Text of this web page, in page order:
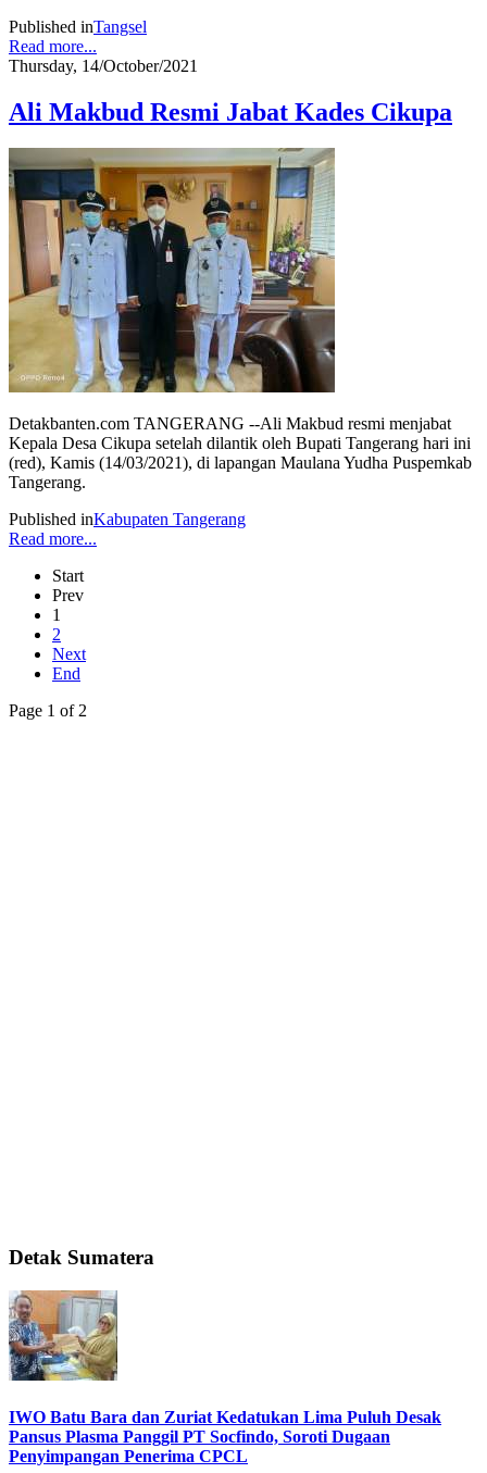
Published inTangsel
Read more...
Thursday, 14/October/2021
Ali Makbud Resmi Jabat Kades Cikupa
Detakbanten.com TANGERANG --Ali Makbud resmi menjabat
Kepala Desa Cikupa setelah dilantik oleh Bupati Tangerang hari ini
(red), Kamis (14/03/2021), di lapangan Maulana Yudha Puspemkab
Tangerang.
Published inKabupaten Tangerang
Read more...
Start
Prev
1
2
Next
End
Page 1 of 2
Detak Sumatera
IWO Batu Bara dan Zuriat Kedatukan Lima Puluh Desak
Pansus Plasma Panggil PT Socfindo, Soroti Dugaan
Penyimpangan Penerima CPCL